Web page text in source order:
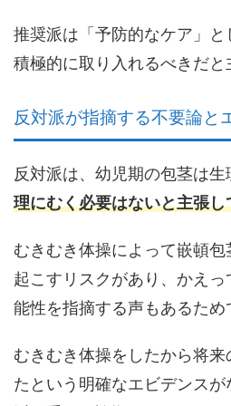
推奨派は「予防的なケア」
積極的に取り入れるべきだと
反対派が指摘する不要論と
反対派は、幼児期の包茎は生
理にむく必要はないと主張し
むきむき体操によって嵌頓包
起こすリスクがあり、かえ
能性を指摘する声もあるため
むきむき体操をしたから将
たという明確なエビデンスが